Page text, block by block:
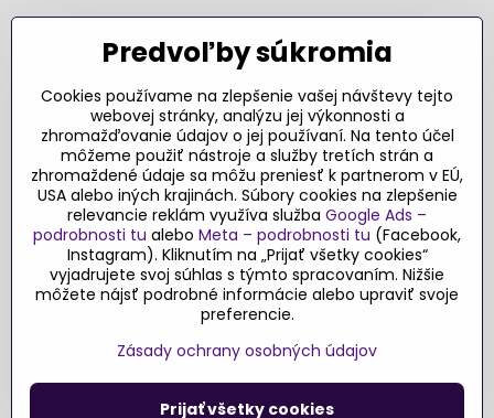
Ďakujeme za podporu
Sme slovenský e-shop​. Fungujeme len
vďaka vám – rodičom a všetkým, ktorí veria
v poctivý výber kvalitných hračiek s
pridanou hodnotou​. Každý nákup na
Originalnehracky​.sk je pre nás podporou a
motiváciou prinášať hračky a produkty,
ktoré majú zmysel​.
©2026Copyright
Predvoľby súkromiaZásady ochrany osobných údajov
Predvoľby súkromia
Cookies používame na zlepšenie vašej návštevy tejto
webovej stránky, analýzu jej výkonnosti a
zhromažďovanie údajov o jej používaní. Na tento účel
môžeme použiť nástroje a služby tretích strán a
zhromaždené údaje sa môžu preniesť k partnerom v EÚ,
USA alebo iných krajinách. Súbory cookies na zlepšenie
relevancie reklám využíva služba Google Ads –
podrobnosti tu alebo Meta – podrobnosti tu (Facebook,
Instagram). Kliknutím na „Prijať všetky cookies“
vyjadrujete svoj súhlas s týmto spracovaním. Nižšie
môžete nájsť podrobné informácie alebo upraviť svoje
preferencie.
Zásady ochrany osobných údajov
Prijať všetky cookies